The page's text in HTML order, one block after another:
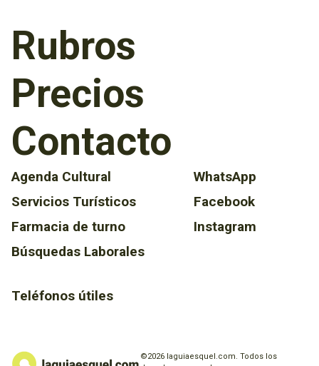
Rubros
Precios
Contacto
Agenda Cultural
Servicios Turísticos
Farmacia de turno
Búsquedas Laborales
Teléfonos útiles
WhatsApp
Facebook
Instagram
©2026 laguiaesquel.com. Todos los